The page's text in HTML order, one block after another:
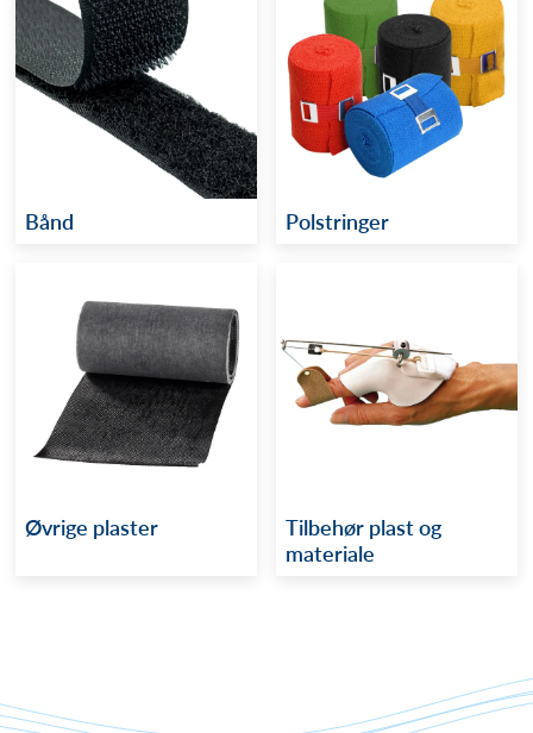
Bånd Polstringer
Øvrige plaster
Tilbehør plast og
materiale